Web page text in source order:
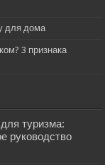
для дома
3 признака
туризма:
руководство